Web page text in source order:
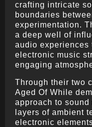
crafting intricate
boundaries
experimentation.
a deep well of
audio experiences
electronic music
engaging
Through their two
Aged Of While
approach to
layers of ambient
electronic